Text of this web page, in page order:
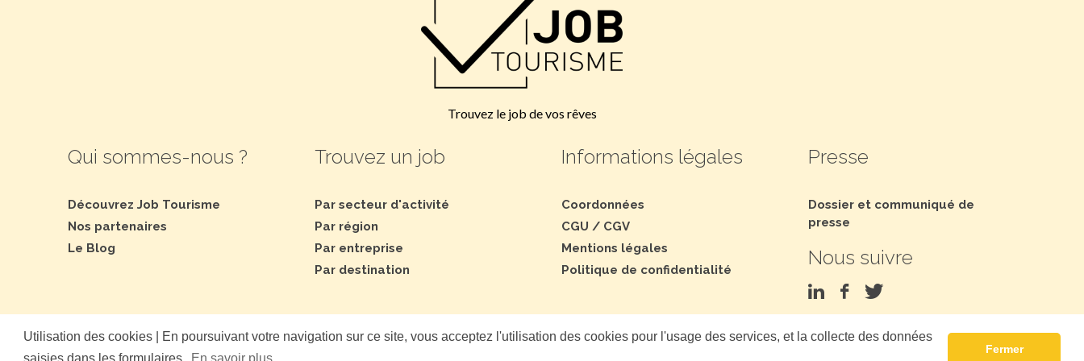
Utilisation des cookies | En poursuivant votre navigation sur ce site, vous acceptez l'utilisation des cookies pour l'usage des services, et la collecte des données
saisies dans les formulaires.
En savoir plus
Fermer
Trouvez le job de vos rêves
Qui sommes-nous ?
Découvrez Job Tourisme
Nos partenaires
Le Blog
Trouvez un job
Par secteur d'activité
Par région
Par entreprise
Par destination
Informations légales
Coordonnées
CGU / CGV
Mentions légales
Politique de confidentialité
Presse
Dossier et communiqué de
presse
Nous suivre